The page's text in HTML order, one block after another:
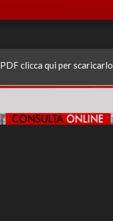
clicca qui per scaricarlo